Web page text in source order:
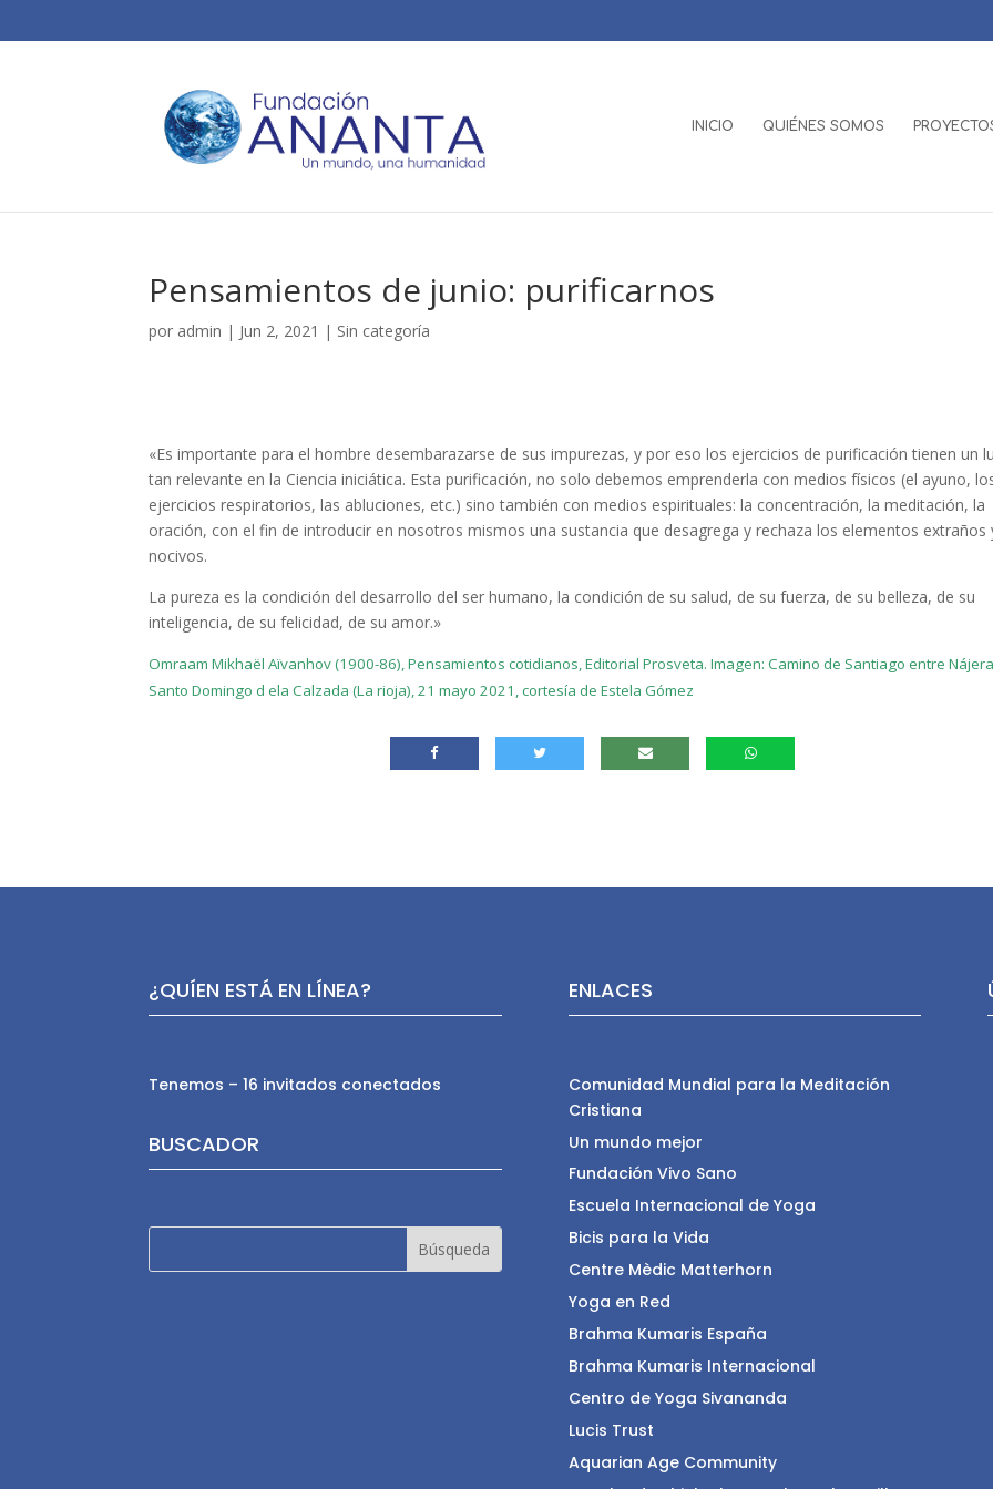
INICIO QUIÉNES SOMOS
Pensamientos de junio: purificarnos
por admin | Jun 2, 2021 | Sin categoría
«Es importante para el hombre desembarazarse de sus impurezas, y por eso los ejercicios de purificación tienen un
tan relevante en la Ciencia iniciática. Esta purificación, no solo debemos emprenderla con medios físicos (el ayuno,
ejercicios respiratorios, las abluciones, etc.) sino también con medios espirituales: la concentración, la meditación, la
oración, con el fin de introducir en nosotros mismos una sustancia que desagrega y rechaza los elementos extraños
nocivos.
La pureza es la condición del desarrollo del ser humano, la condición de su salud, de su fuerza, de su belleza, de su
inteligencia, de su felicidad, de su amor.»
Omraam Mikhaël Aïvanhov (1900-86), Pensamientos cotidianos, Editorial Prosveta. Imagen: Camino de Santiago entre
Santo Domingo d ela Calzada (La rioja), 21 mayo 2021, cortesía de Estela Gómez
¿QUÍEN ESTÁ EN LÍNEA?
Tenemos – 16 invitados conectados
BUSCADOR
ENLACES
Comunidad Mundial para la Meditación
Cristiana
Un mundo mejor
Fundación Vivo Sano
Escuela Internacional de Yoga
Bicis para la Vida
Centre Mèdic Matterhorn
Yoga en Red
Brahma Kumaris España
Brahma Kumaris Internacional
Centro de Yoga Sivananda
Lucis Trust
Aquarian Age Community